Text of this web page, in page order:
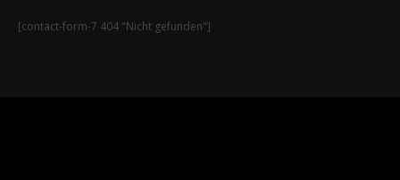
[contact-form-7 404 "Nicht gefunden"]